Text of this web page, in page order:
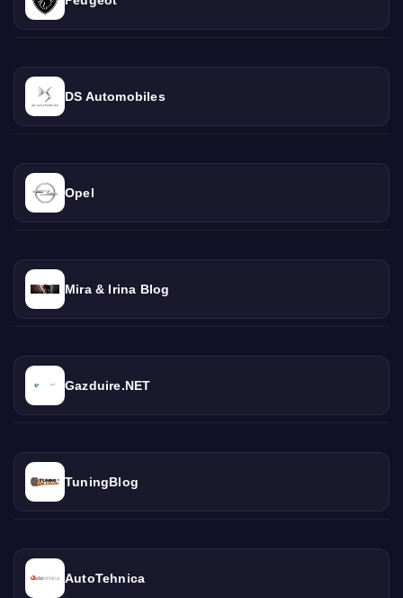
DS Automobiles
Opel
Mira & Irina Blog
Gazduire.NET
TuningBlog
AutoTehnica